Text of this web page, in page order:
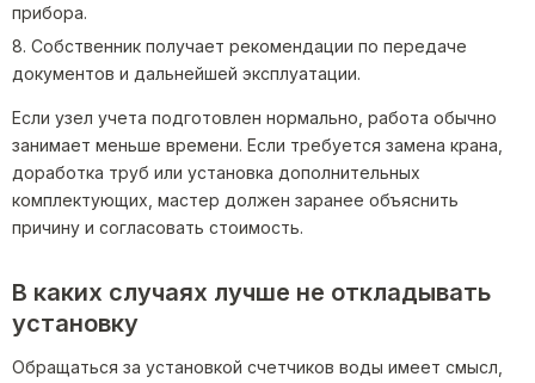
прибора.
Собственник получает рекомендации по передаче
документов и дальнейшей эксплуатации.
Если узел учета подготовлен нормально, работа обычно
занимает меньше времени. Если требуется замена крана,
доработка труб или установка дополнительных
комплектующих, мастер должен заранее объяснить
причину и согласовать стоимость.
В каких случаях лучше не откладывать
установку
Обращаться за установкой счетчиков воды имеет смысл,